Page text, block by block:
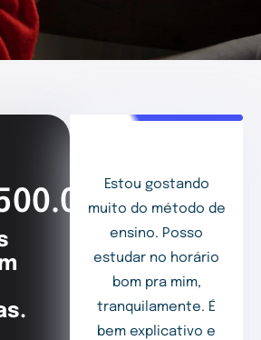
Estou gostando
muito do método de
ensino. Posso
estudar no horário
bom pra mim,
tranquilamente. É
bem explicativo e